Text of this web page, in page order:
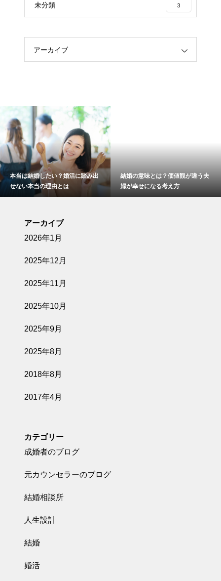
未分類 3
アーカイブ
み出
結婚の意味とは？価値観が違う夫
婦が幸せになる考え方
結婚しなければならないの
アーカイブ
2026年1月
2025年12月
2025年11月
2025年10月
2025年9月
2025年8月
2018年8月
2017年4月
カテゴリー
成婚者のブログ
元カウンセラーのブログ
結婚相談所
人生設計
結婚
婚活